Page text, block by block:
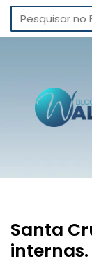
Pular
conteúdo
Santa
internas.